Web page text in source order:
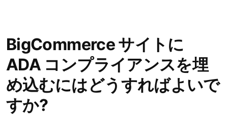
BigCommerce サイトに
ADA コンプライアンスを埋
め込むにはどうすればよいで
すか?